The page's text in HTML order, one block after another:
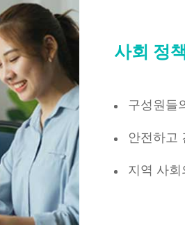
사회 정
구성원들
안전하고
지역 사